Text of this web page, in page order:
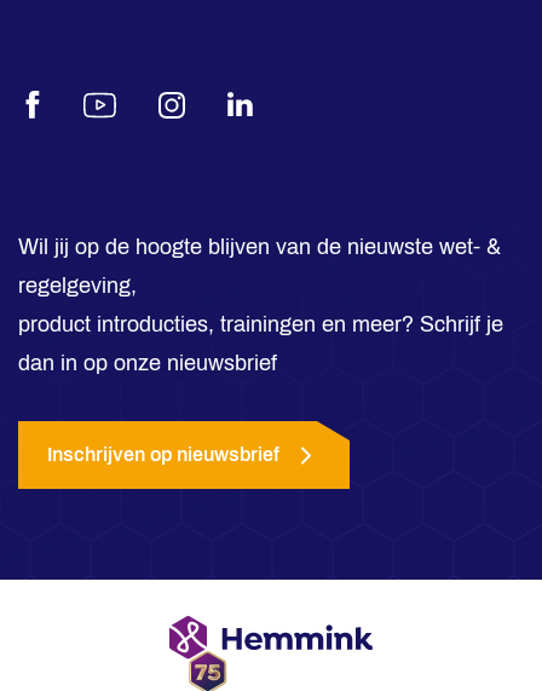
FacebookYoutubeInstagramLinkedIn
Wil jij op de hoogte blijven van de nieuwste wet- &
regelgeving,
product introducties, trainingen en meer? Schrijf je
dan in op onze nieuwsbrief
Inschrijven op nieuwsbrief